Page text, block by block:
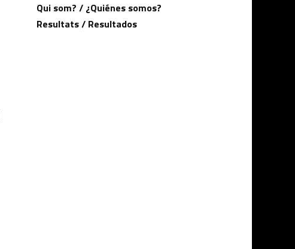
Qui som? / ¿Quiénes somos?
Resultats / Resultados